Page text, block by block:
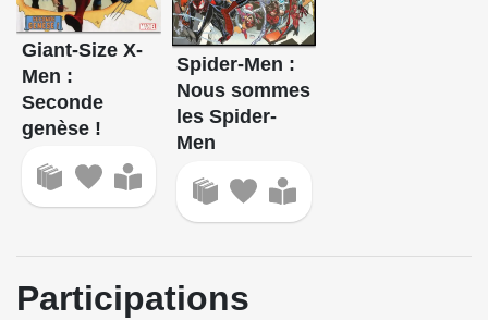
Giant-Size X-
Men :
Seconde
genèse !
Spider-Men :
Nous sommes
les Spider-
Men
Participations